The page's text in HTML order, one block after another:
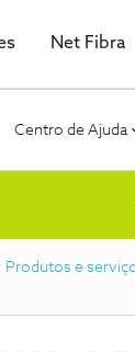
Net Fibra
Centro de Ajuda
Produtos e